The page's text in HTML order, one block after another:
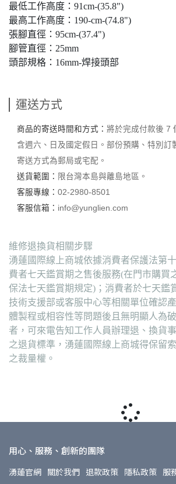
最低工作高度：91cm-(35.8")
最高工作高度：190-cm-(74.8")
張腳直徑：95cm-(37.4")
腳管直徑：25mm
頭部規格：16mm-焊接頭部
運送方式
商品的寄送時間和方式： 將於完成付款後 7
含週六、日及國定假日。部份預購、特別訂
寄送方式為郵局或宅配。
送貨範圍： 限台灣本島與離島地區。
客服專線： 02-2980-8501
客服信箱： info@yunglien.com
維修退換貨相關步驟
湧蓮國際線上商城依據消費者保護法第
費者七天鑑賞期之售後服務(在門市購買
保法七天鑑賞期規定)；消費者於七天鑑
技術支援部或客服中心等相關單位確認
體製程或相容性等問題後且無明顯人為
者，可來電告知工作人員辦理退、換貨
之退貨標準，湧蓮國際線上商城得保留
之裁量權。
用心、服務、創新的團隊
湧蓮官網 關於我們 退款政策 隱私政策 服